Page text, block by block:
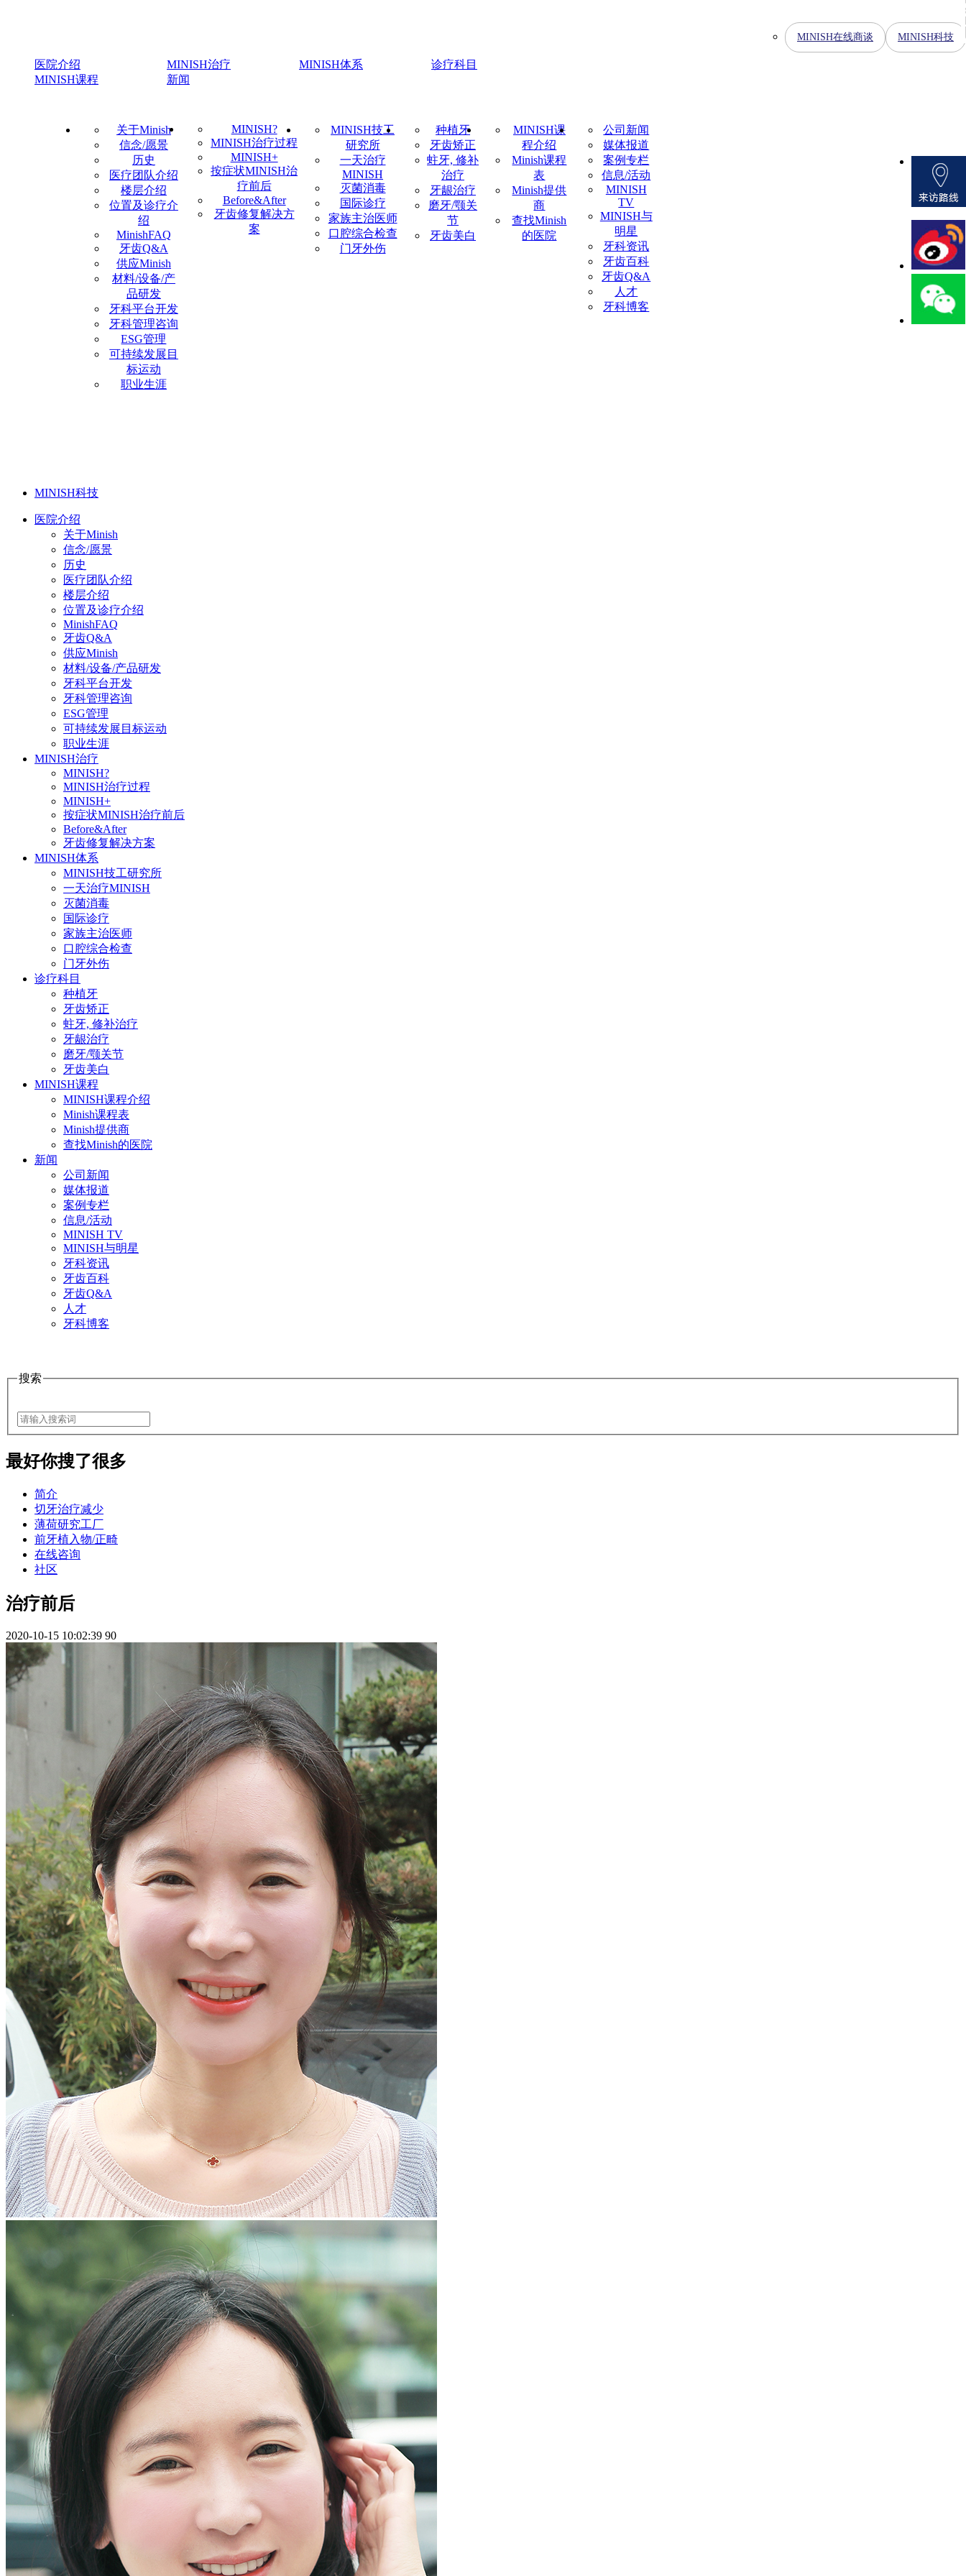
医院介绍 MINISH治疗 MINISH体系
诊疗科目
MINISH课程
新闻
MINISH在线商谈 MINISH科技
关于Minish
信念/愿景
历史
医疗团队介绍
楼层介绍
位置及诊疗介
绍
MinishFAQ
牙齿Q&A
供应Minish
材料/设备/产
品研发
牙科平台开发
牙科管理咨询
ESG管理
可持续发展目
标运动
职业生涯
MINISH?
MINISH治疗过程
MINISH+
按症状MINISH治
疗前后
Before&After
牙齿修复解决方
案
MINISH技工
研究所
一天治疗
MINISH
灭菌消毒
国际诊疗
家族主治医师
口腔综合检查
门牙外伤
种植牙
牙齿矫正
蛀牙, 修补
治疗
牙龈治疗
磨牙/颚关
节
牙齿美白
MINISH课
程介绍
Minish课程
表
Minish提供
商
查找Minish
的医院
公司新闻
媒体报道
案例专栏
信息/活动
MINISH
TV
MINISH与
明星
牙科资讯
牙齿百科
牙齿Q&A
人才
牙科博客
MINISH科技
医院介绍
关于Minish
信念/愿景
历史
医疗团队介绍
楼层介绍
位置及诊疗介绍
MinishFAQ
牙齿Q&A
供应Minish
材料/设备/产品研发
牙科平台开发
牙科管理咨询
ESG管理
可持续发展目标运动
职业生涯
MINISH治疗
MINISH?
MINISH治疗过程
MINISH+
按症状MINISH治疗前后
Before&After
牙齿修复解决方案
MINISH体系
MINISH技工研究所
一天治疗MINISH
灭菌消毒
国际诊疗
家族主治医师
口腔综合检查
门牙外伤
诊疗科目
种植牙
牙齿矫正
蛀牙, 修补治疗
牙龈治疗
磨牙/颚关节
牙齿美白
MINISH课程
MINISH课程介绍
Minish课程表
Minish提供商
查找Minish的医院
新闻
公司新闻
媒体报道
案例专栏
信息/活动
MINISH TV
MINISH与明星
牙科资讯
牙齿百科
牙齿Q&A
人才
牙科博客
搜索
最好你搜了很多
简介
切牙治疗减少
薄荷研究工厂
前牙植入物/正畸
在线咨询
社区
治疗前后
2020-10-15 10:02:39 90